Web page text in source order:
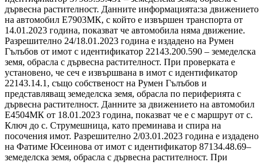
дървесна растителност. Данните информацията:за движението
на автомобил Е7903МК, с който е извършен транспорта от
14.01.2023 година, показват че автомобила няма движение.
Разрешително 24/18.01.2023 година е издадено на Румен
Гълъбов от имот с идентификатор 22143.200.590 – земеделска
земя, обрасла с дървесна растителност. При проверката е
установено, че сеч е извършвана в имот с идентификатор
22143.14.1, също собственост на Румен Гълъбов и
представляващ земеделска земя, обрасла по периферията с
дървесна растителност. Данните за движението на автомобил
Е4504МК от 18.01.2023 година, показват че е с маршрут от с.
Ключ до с. Струмешница, като преминава и спира на
посочения имот. Разрешително 2/03.01.2023 година е издадено
на Фатиме Юсеинова от имот с идентификатор 87134.48.69–
земеделска земя, обрасла с дървесна растителност. При